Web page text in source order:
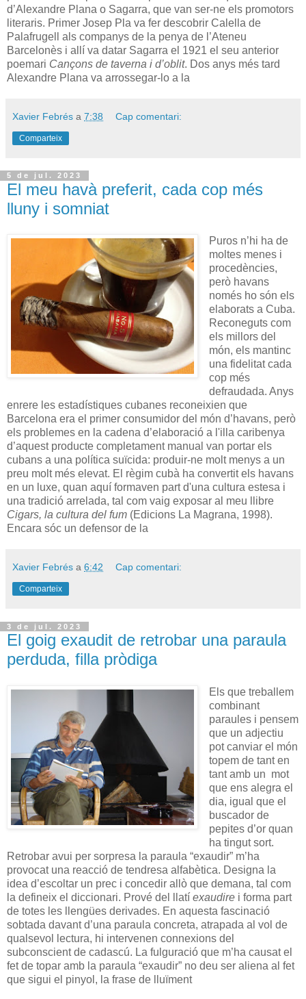
d’Alexandre Plana o Sagarra, que van ser-ne els promotors
literaris. Primer Josep Pla va fer descobrir Calella de
Palafrugell als companys de la penya de l’Ateneu
Barcelonès i allí va datar Sagarra el 1921 el seu anterior
poemari Cançons de taverna i d’oblit. Dos anys més tard
Alexandre Plana va arrossegar-lo a la
Xavier Febrés a 7:38 Cap comentari:
Comparteix
5 de jul. 2023
El meu havà preferit, cada cop més
lluny i somniat
Puros n’hi ha de
moltes menes i
procedències,
però havans
només ho són els
elaborats a Cuba.
Reconeguts com
els millors del
món, els mantinc
una fidelitat cada
cop més
defraudada. Anys
enrere les estadístiques cubanes reconeixien que
Barcelona era el primer consumidor del món d’havans, però
els problemes en la cadena d’elaboració a l'illa caribenya
d’aquest producte completament manual van portar els
cubans a una política suïcida: produir-ne molt menys a un
preu molt més elevat. El règim cubà ha convertit els havans
en un luxe, quan aquí formaven part d'una cultura estesa i
una tradició arrelada, tal com vaig exposar al meu llibre
Cigars, la cultura del fum (Edicions La Magrana, 1998).
Encara sóc un defensor de la
Xavier Febrés a 6:42 Cap comentari:
Comparteix
3 de jul. 2023
El goig exaudit de retrobar una paraula
perduda, filla pròdiga
Els que treballem
combinant
paraules i pensem
que un adjectiu
pot canviar el món
topem de tant en
tant amb un mot
que ens alegra el
dia, igual que el
buscador de
pepites d’or quan
ha tingut sort.
Retrobar avui per sorpresa la paraula “exaudir” m’ha
provocat una reacció de tendresa alfabètica. Designa la
idea d’escoltar un prec i concedir allò que demana, tal com
la defineix el diccionari. Prové del llatí exaudire i forma part
de totes les llengües derivades. En aquesta fascinació
sobtada davant d’una paraula concreta, atrapada al vol de
qualsevol lectura, hi intervenen connexions del
subconscient de cadascú. La fulguració que m’ha causat el
fet de topar amb la paraula “exaudir” no deu ser aliena al fet
que sigui el pinyol, la frase de lluïment